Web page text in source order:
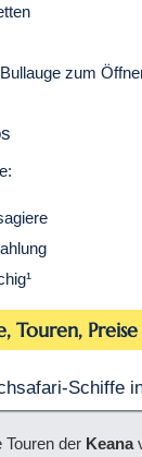
zum
Touren,
Schiffe
Touren der Keana